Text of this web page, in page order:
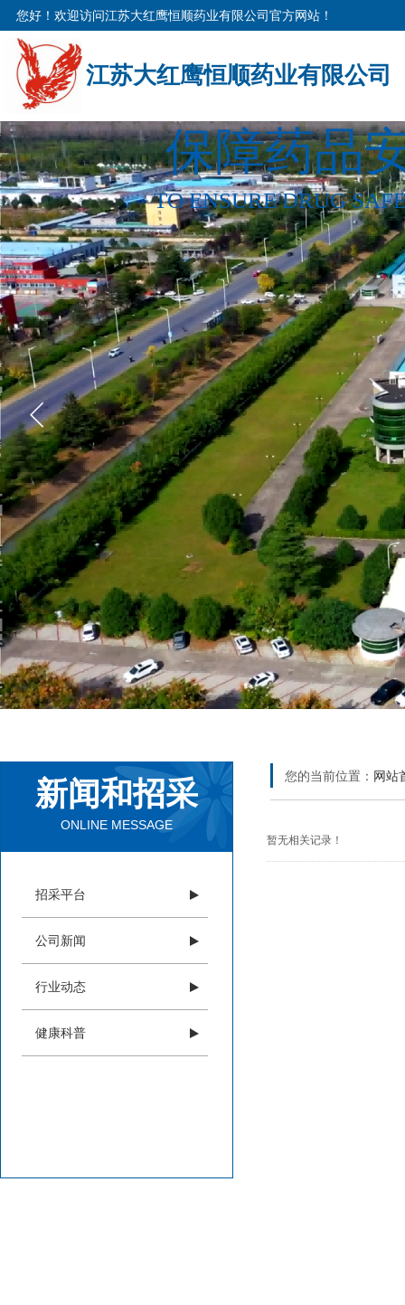
您好！欢迎访问江苏大红鹰恒顺药业有限公司官方网站！
江苏大红鹰恒顺药业有限公司
保障药品
TO ENSURE DRUG
招采平台
公司新闻
行业动态
健康科普
新闻和招采
ONLINE MESSAGE
您的当前位置： 网站
暂无相关记录！